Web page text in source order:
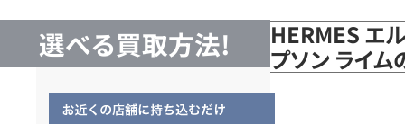
選べる買取方法!
HERMES エ
プソン ライ